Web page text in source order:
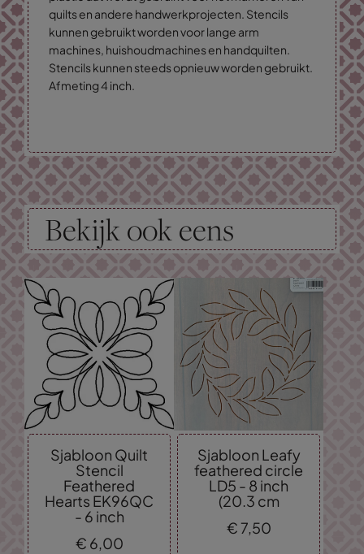
quilts en andere handwerkprojecten. Stencils
kunnen gebruikt worden voor lange arm
machines, huishoudmachines en handquilten.
Stencils kunnen steeds opnieuw worden gebruikt.
Afmeting 4 inch.
Bekijk ook eens
Sjabloon Quilt
Stencil
Feathered
Hearts EK96QC
- 6 inch
€ 6,00
Sjabloon Leafy
feathered circle
LD5 - 8 inch
(20.3 cm
€ 7,50